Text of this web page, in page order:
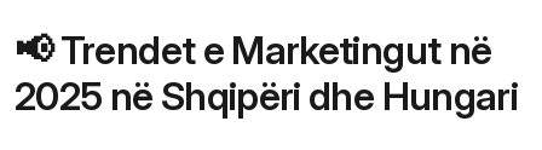
📢 Trendet e Marketingut në
2025 në Shqipëri dhe Hungari